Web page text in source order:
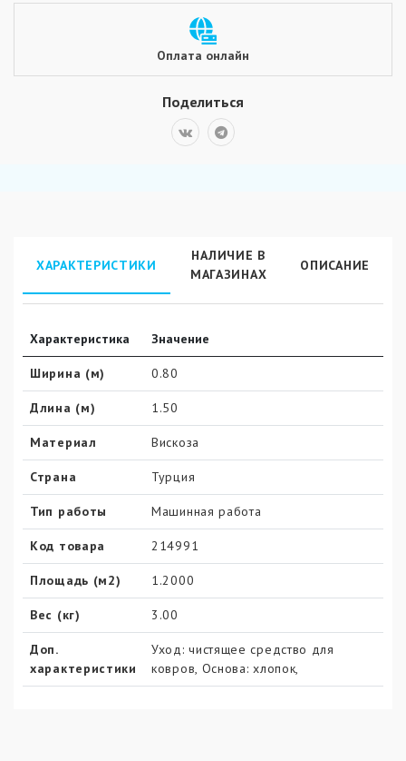
Оплата онлайн
Поделиться
ХАРАКТЕРИСТИКИ
НАЛИЧИЕ В
МАГАЗИНАХ
ОПИСАНИЕ
Характеристика Значение
Ширина (м) 0.80
Длина (м) 1.50
Материал Вискоза
Страна Турция
Тип работы Машинная работа
Код товара 214991
Площадь (м2) 1.2000
Вес (кг) 3.00
Доп.
характеристики
Уход: чистящее средство для
ковров, Основа: хлопок,